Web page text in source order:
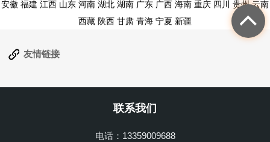
安徽 福建 江西 山东 河南 湖北 湖南 广东 广西 海南 重庆 四川 贵州 云南
西藏 陕西 甘肃 青海 宁夏 新疆
友情链接
联系我们
电话：13359009688